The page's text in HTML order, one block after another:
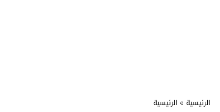
الرئيسية » الرئيسية